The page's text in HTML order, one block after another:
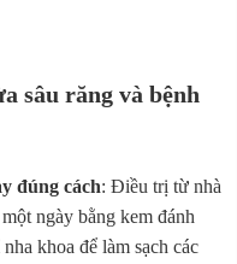
sâu răng và bệnh
đúng cách: Điều trị từ nhà
ngày bằng kem đánh
khoa để làm sạch các